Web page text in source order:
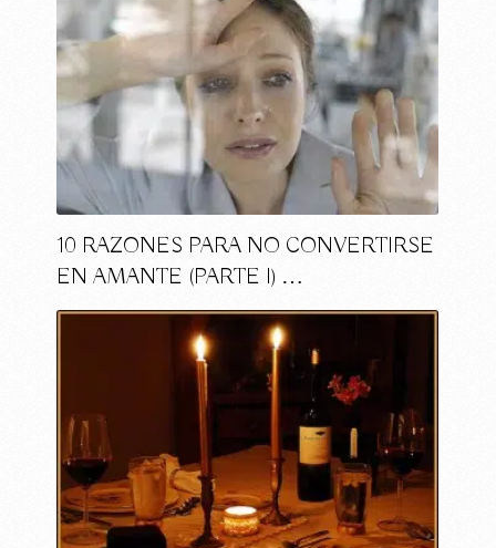
10 RAZONES PARA NO CONVERTIRSE
EN AMANTE (PARTE I) …